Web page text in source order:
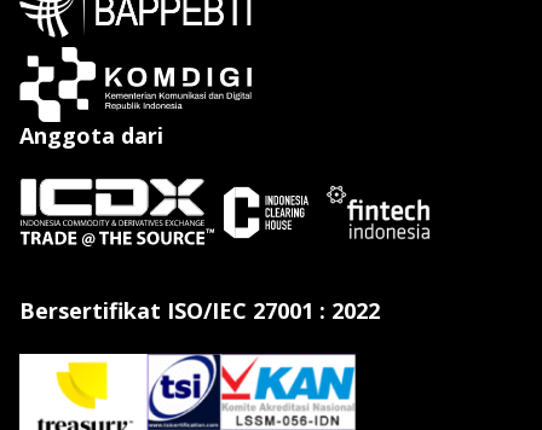
Anggota dari
Bersertifikat ISO/IEC 27001 : 2022